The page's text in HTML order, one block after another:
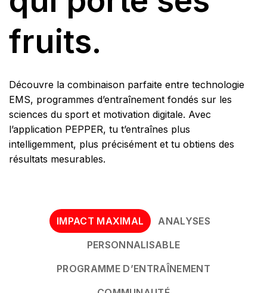
fruits.
Découvre la combinaison parfaite entre technologie
EMS, programmes d’entraînement fondés sur les
sciences du sport et motivation digitale. Avec
l’application PEPPER, tu t’entraînes plus
intelligemment, plus précisément et tu obtiens des
résultats mesurables.
IMPACT MAXIMAL
ANALYSES
PERSONNALISABLE
PROGRAMME D’ENTRAÎNEMENT